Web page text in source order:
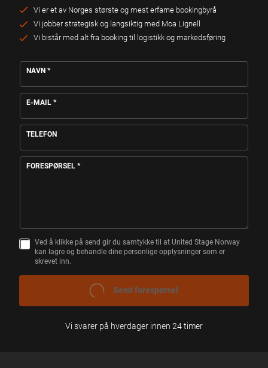
Vi er et av Norges største og mest erfarne bookingbyrå
Vi jobber strategisk og langsiktig med Moa Lignell
Vi bistår med alt fra booking til logistikk og markedsføring
NAVN *
E-MAIL *
TELEFON
FORESPØRSEL *
S
Ved å klikke på send gir du samtykke til at United Stage Norway
kan lagre og behandle dine personlige opplysninger som er
skrevet inn.
SEND FORESPØRSEL
Vi svarer på hverdager innen 24 timer